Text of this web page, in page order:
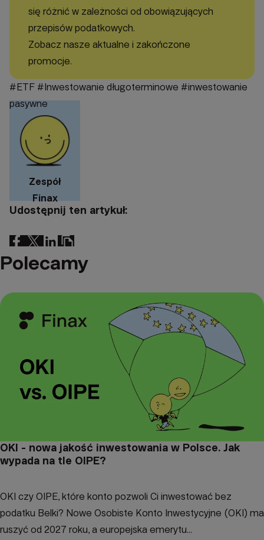
się różnić w zależności od obowiązujących
przepisów podatkowych.
Zobacz nasze aktualne i zakończone
promocje.
#ETF #Inwestowanie długoterminowe #inwestowanie
pasywne
Zespół
Finax
Udostępnij ten artykuł:
Polecamy
OKI - nowa jakość inwestowania w Polsce. Jak
wypada na tle OIPE?
OKI czy OIPE, które konto pozwoli Ci inwestować bez
podatku Belki? Nowe Osobiste Konto Inwestycyjne (OKI) ma
ruszyć od 2027 roku, a europejska emerytu...